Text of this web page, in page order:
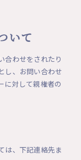
いて
合わせをされたり
し、お問い合わせ
に対して親権者の
は、下記連絡先ま